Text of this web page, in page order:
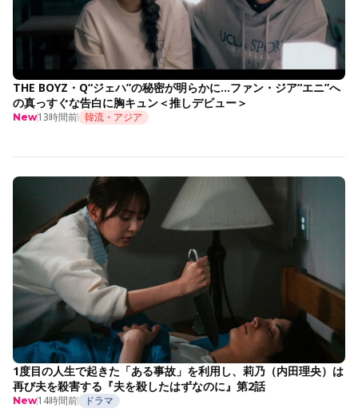
THE BOYZ・Q“ジェハ”の秘密が明らかに…ファン・ジア“エニ”へ
の真っすぐな告白に胸キュン＜推しデビュー＞
New13時間前 韓流・アジア
1度目の人生で起きた「ある事故」を利用し、莉乃（内田理央）は
再び夫を殺害する『夫を殺したはずなのに』第2話
New14時間前 ドラマ